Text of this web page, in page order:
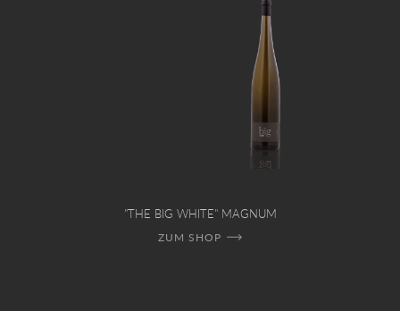
"THE BIG WHITE" MAGNUM
ZUM SHOP